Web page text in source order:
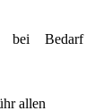
bei Bedarf
allen